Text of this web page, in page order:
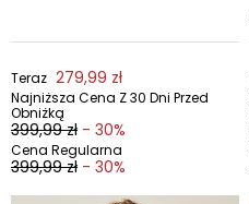
Teraz 279,99 zł
Najniższa Cena Z 30 Dni Przed
Obniżką
399,99 zł - 30%
Cena Regularna
399,99 zł - 30%